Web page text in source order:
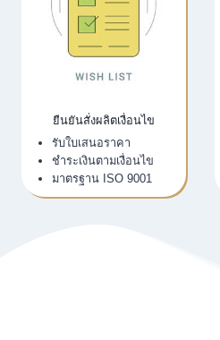
ยืนยันสั่งผลิตเงื่อนไข
รับใบเสนอราคา
ชำระเงินตามเงื่อนไข
มาตรฐาน ISO 9001